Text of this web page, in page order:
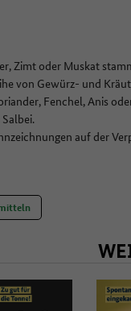
Zimt oder Muskat
von Gewürz- und
Fenchel, Anis
auf der